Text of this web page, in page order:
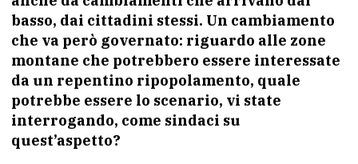
basso, dai cittadini stessi. Un cambiamento
che va però governato: riguardo alle zone
montane che potrebbero essere interessate
da un repentino ripopolamento, quale
potrebbe essere lo scenario, vi state
interrogando, come sindaci su
quest’aspetto?